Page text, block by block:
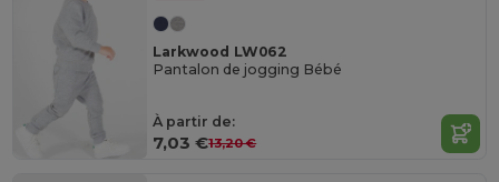
Larkwood LW062
Pantalon de jogging Bébé
À partir de:
7,03 €13,20 €